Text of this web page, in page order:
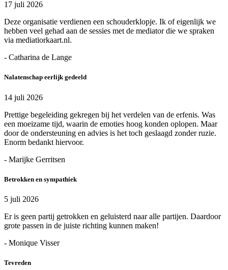
17 juli 2026
Deze organisatie verdienen een schouderklopje. Ik of eigenlijk we
hebben veel gehad aan de sessies met de mediator die we spraken
via mediatiorkaart.nl.
- Catharina de Lange
Nalatenschap eerlijk gedeeld
14 juli 2026
Prettige begeleiding gekregen bij het verdelen van de erfenis. Was
een moeizame tijd, waarin de emoties hoog konden oplopen. Maar
door de ondersteuning en advies is het toch geslaagd zonder ruzie.
Enorm bedankt hiervoor.
- Marijke Gerritsen
Betrokken en sympathiek
5 juli 2026
Er is geen partij getrokken en geluisterd naar alle partijen. Daardoor
grote passen in de juiste richting kunnen maken!
- Monique Visser
Tevreden